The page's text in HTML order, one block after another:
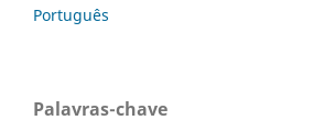
Português
Palavras-chave